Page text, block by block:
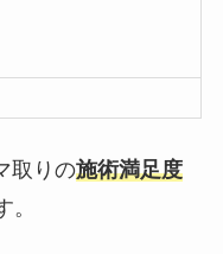
取りの施術満足度